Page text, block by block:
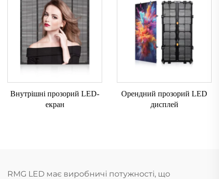
Внутрішні прозорий LED-
екран
Орендний прозорий LED
дисплей
RMG LED має виробничі потужності, що